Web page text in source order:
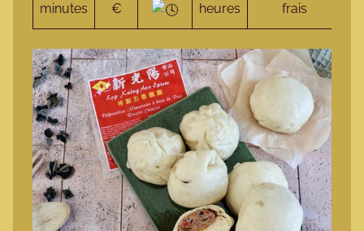
minutes
€
heures
frais